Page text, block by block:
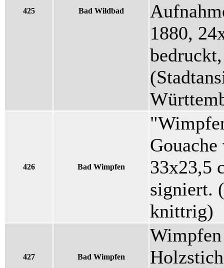
425 Bad Wildbad
1880,
426 Bad Wimpfen
33x23,5
signiert.
knittrig)
427 Bad Wimpfen
Wimpfen